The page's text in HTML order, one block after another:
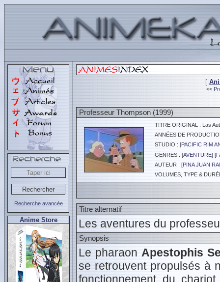
Recherche avancée
Anime Store
[
<<
Professeur Thompson (1999)
TITRE ORIGINAL : Las
ANNÉES DE
STUDIO : [PACIFIC RIM
GENRES : [AVENTURE] [
AUTEUR : [PINA JUAN
VOLUMES, TYPE &
Titre alternatif
Les aventures du
Synopsis
Le pharaon Apestophis
se retrouvent propulsés à
fonctionnement du